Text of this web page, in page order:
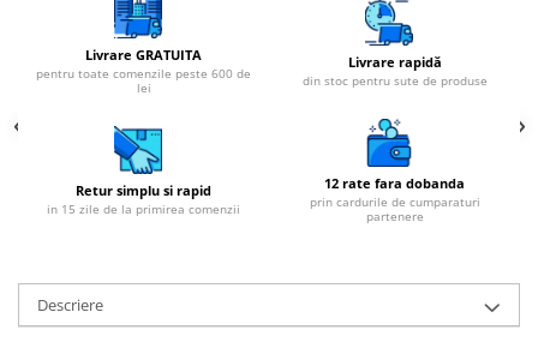
Sterilizare cu UV
Dozatoare
Osmoza inversa
Sisteme cu pompa de presiune
Sisteme cu flux direct
ECOMIX
Deferizare cu Pyrolox
Livrare GRATUITA
pentru toate comenzile peste 600 de
lei
Livrare rapidă
din stoc pentru sute de produse
Retur simplu si rapid
in 15 zile de la primirea comenzii
12 rate fara dobanda
prin cardurile de cumparaturi
partenere
Descriere